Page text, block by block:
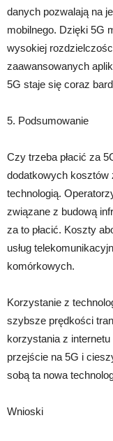
danych pozwalają na
mobilnego. Dzięki 5G
wysokiej
zaawansowanych
5G staje się coraz
5. Podsumowanie
Czy trzeba płacić za
dodatkowych kosztów
technologią.
związane z budową
za to płacić. Koszty
usług
komórkowych.
Korzystanie z
szybsze prędkości
korzystania z
przejście na 5G i
sobą ta nowa
Wnioski